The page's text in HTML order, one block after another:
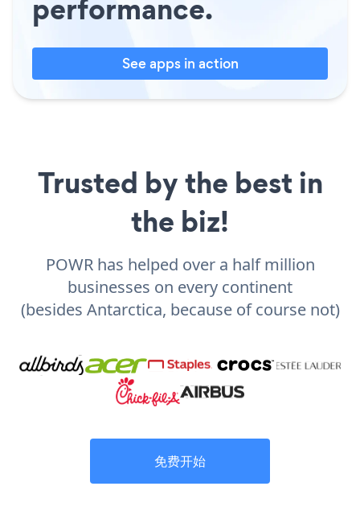
performance.
See apps in action
Trusted by the best in
the biz!
POWR has helped over a half million
businesses on every continent
(besides Antarctica, because of course not)
免费开始